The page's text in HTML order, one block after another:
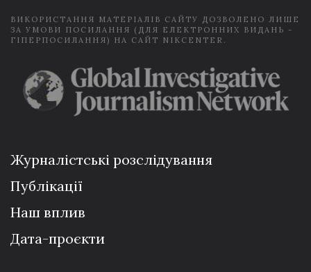
ВИКОРИСТАННЯ МАТЕРІАЛІВ САЙТУ ДОЗВОЛЕНО ЛИШЕ
ЗА УМОВИ ПОСИЛАННЯ (ДЛЯ ЕЛЕКТРОННИХ ВИДАНЬ -
ГІПЕРПОСИЛАННЯ) НА САЙТ NIKCENTER.
Журналістські розслідування
Публікації
Наш вплив
Дата-проєкти